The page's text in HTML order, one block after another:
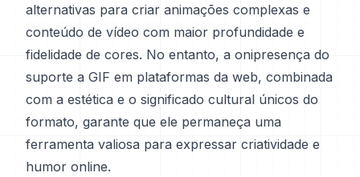
alternativas para criar animações complexas e
conteúdo de vídeo com maior profundidade e
fidelidade de cores. No entanto, a onipresença do
suporte a GIF em plataformas da web, combinada
com a estética e o significado cultural únicos do
formato, garante que ele permaneça uma
ferramenta valiosa para expressar criatividade e
humor online.